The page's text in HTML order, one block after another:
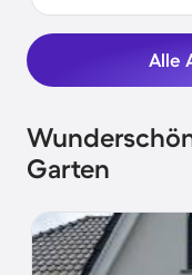
Alle
Garten